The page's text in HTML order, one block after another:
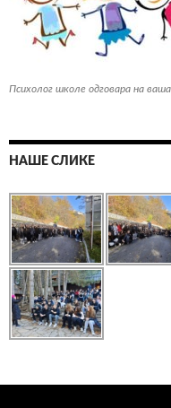
Психолог школе одговара на
НАШЕ СЛИКЕ